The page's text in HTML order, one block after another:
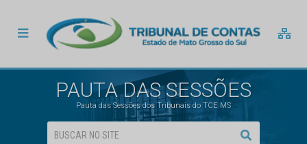
PAUTA DAS SESSÕES
Pauta das Sessões dos Tribunais do TCE MS